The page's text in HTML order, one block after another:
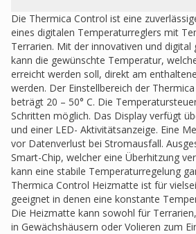
Die Thermica Control ist eine
eines digitalen Temperaturreglers mit
Terrarien. Mit der innovativen und digital
kann die gewünschte Temperatur,
erreicht werden soll, direkt am
werden. Der Einstellbereich der
beträgt 20 – 50° C. Die
Schritten möglich. Das Display verfügt
und einer LED- Aktivitätsanzeige. Eine
vor Datenverlust bei Stromausfall.
Smart-Chip, welcher eine Überhitzung
kann eine stabile Temperaturregelung
Thermica Control Heizmatte ist für
geeignet in denen eine konstante
Die Heizmatte kann sowohl für
in Gewächshäusern oder Volieren zum